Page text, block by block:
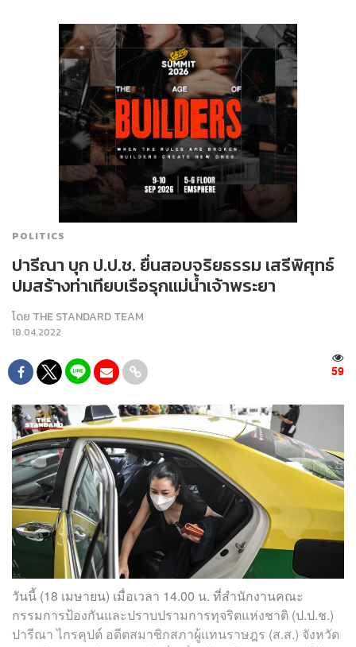
POLITICS
ปารีณา บุก ป.ป.ช. ยื่นสอบจริยธรรม เสรีพิศุทธ์
ปมสร้างท่าเทียบเรือรุกแม่น้ำเจ้าพระยา
โดย THE STANDARD TEAM
18.04.2022
59
วันนี้ (18 เมษายน) เมื่อเวลา 14.00 น. ที่สำนักงานคณะ
กรรมการป้องกันและปราบปรามการทุจริตแห่งชาติ (ป.ป.ช.)
ปารีณา ไกรคุปต์ อดีตสมาชิกสภาผู้แทนราษฎร (ส.ส.) จังหวัด